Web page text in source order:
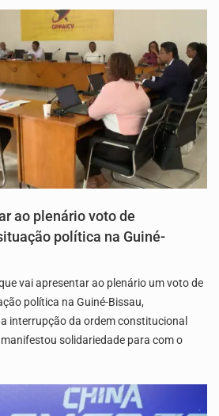
ao plenário voto de
política na Guiné-
vai apresentar ao plenário um voto de
política na Guiné-Bissau,
interrupção da ordem constitucional
solidariedade para com o